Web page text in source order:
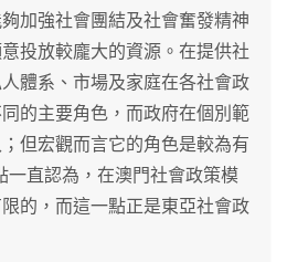
加強社會團結及社會奮發精神
投放較龐大的資源。在提供社
體系、市場及家庭在各社會政
的主要角色，而政府在個別範
但宏觀而言它的角色是較為有
一直認為，在澳門社會政策模
的，而這一點正是東亞社會政